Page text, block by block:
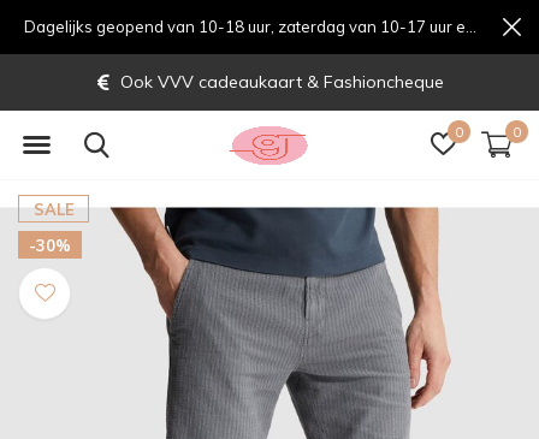
0 0
Ook VVV cadeaukaart & Fashioncheque
SALE
-30%